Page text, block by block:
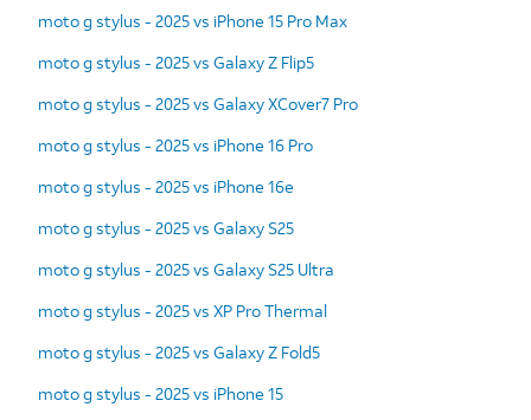
moto g stylus - 2025 vs iPhone 15 Pro Max
moto g stylus - 2025 vs Galaxy Z Flip5
moto g stylus - 2025 vs Galaxy XCover7 Pro
moto g stylus - 2025 vs iPhone 16 Pro
moto g stylus - 2025 vs iPhone 16e
moto g stylus - 2025 vs Galaxy S25
moto g stylus - 2025 vs Galaxy S25 Ultra
moto g stylus - 2025 vs XP Pro Thermal
moto g stylus - 2025 vs Galaxy Z Fold5
moto g stylus - 2025 vs iPhone 15